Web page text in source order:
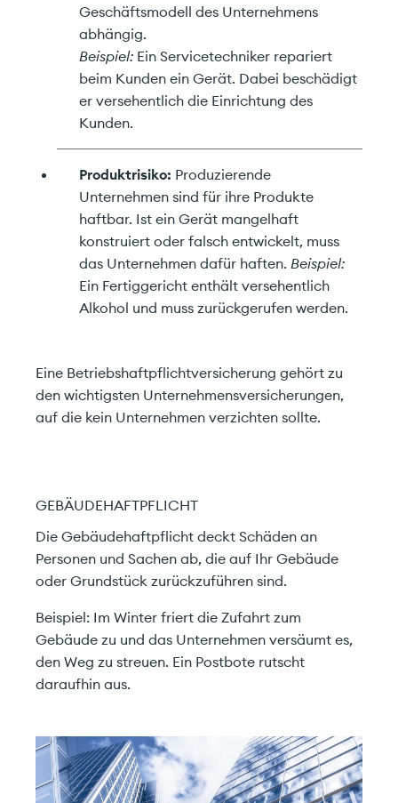
Geschäftsmodell des Unternehmens
abhängig.
Beispiel: Ein Servicetechniker repariert
beim Kunden ein Gerät. Dabei beschädigt
er versehentlich die Einrichtung des
Kunden.
Produktrisiko: Produzierende
Unternehmen sind für ihre Produkte
haftbar. Ist ein Gerät mangelhaft
konstruiert oder falsch entwickelt, muss
das Unternehmen dafür haften. Beispiel:
Ein Fertiggericht enthält versehentlich
Alkohol und muss zurückgerufen werden.
Eine Betriebshaftpflichtversicherung gehört zu
den wichtigsten Unternehmensversicherungen,
auf die kein Unternehmen verzichten sollte.
GEBÄUDEHAFTPFLICHT
Die Gebäudehaftpflicht deckt Schäden an
Personen und Sachen ab, die auf Ihr Gebäude
oder Grundstück zurückzuführen sind.
Beispiel: Im Winter friert die Zufahrt zum
Gebäude zu und das Unternehmen versäumt es,
den Weg zu streuen. Ein Postbote rutscht
daraufhin aus.